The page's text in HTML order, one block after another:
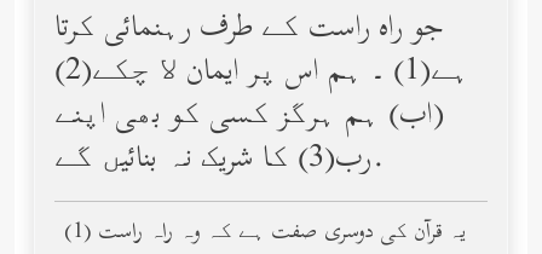
جو راه راست کے طرف رہنمائی کرتا
ہے(1) ۔ ہم اس پر ایمان ﻻ چکے(2)
(اب) ہم ہرگز کسی کو بھی اپنے
رب(3) کا شریک نہ بنائیں گے.
(1) یہ قرآن کی دوسری صفت ہے کہ وہ راہ راست